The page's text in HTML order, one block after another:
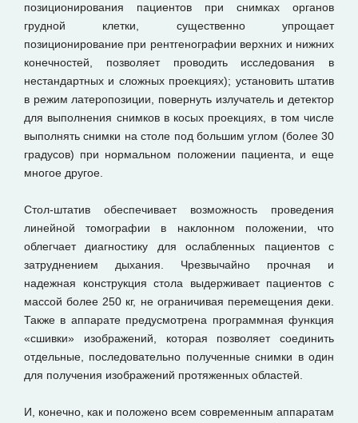
позиционирования пациентов при снимках органов
грудной клетки, существенно упрощает
позиционирование при рентгенографии верхних и нижних
конечностей, позволяет проводить исследования в
нестандартных и сложных проекциях); установить штатив
в режим латеропозиции, повернуть излучатель и детектор
для выполнения снимков в косых проекциях, в том числе
выполнять снимки на столе под большим углом (более 30
градусов) при нормальном положении пациента, и еще
многое другое.
Стол-штатив обеспечивает возможность проведения
линейной томографии в наклонном положении, что
облегчает диагностику для ослабленных пациентов с
затруднением дыхания. Чрезвычайно прочная и
надежная конструкция стола выдерживает пациентов с
массой более 250 кг, не ограничивая перемещения деки.
Также в аппарате предусмотрена программная функция
«сшивки» изображений, которая позволяет соединить
отдельные, последовательно полученные снимки в один
для получения изображений протяженных областей.
И, конечно, как и положено всем современным аппаратам